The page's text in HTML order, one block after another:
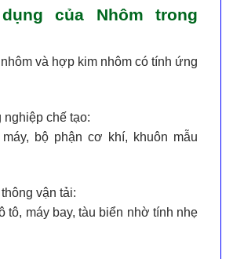
của Nhôm trong
nhôm và hợp kim nhôm có tính ứng
nghiệp chế tạo:
máy, bộ phận cơ khí, khuôn mẫu
vận tải:
tô, máy bay, tàu biển nhờ tính nhẹ